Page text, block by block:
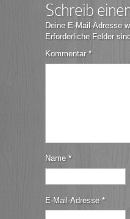
Schreib
Deine E-Mail-Adresse
Erforderliche Felder
Kommentar*
Name *
E-Mail-Adresse *